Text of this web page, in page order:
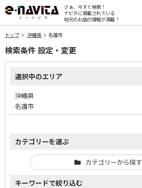
さぁ、今すぐ検索！
ナビタに掲載されている
地元のお店の情報が満載！
トップ 沖縄県 名護市
検索条件 設定・変更
選択中のエリア
沖縄県
名護市
カテゴリーを選ぶ
カテゴリーから探す
キーワードで絞り込む